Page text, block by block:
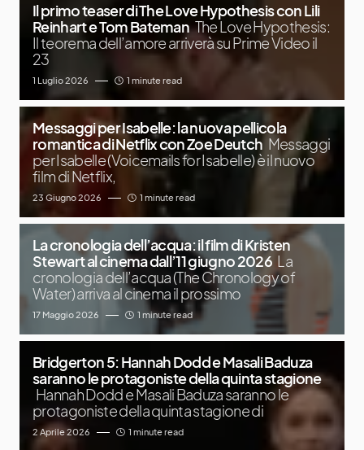
Il primo teaser di The Love Hypothesis con Lili
Reinhart e Tom Bateman The Love Hypothesis:
Il teorema dell’amore arriverà su Prime Video il
23
1 Luglio 2026 1 minute read
Messaggi per Isabelle: la nuova pellicola
romantica di Netflix con Zoe Deutch Messaggi
per Isabelle (Voicemails for Isabelle) è il nuovo
film di Netflix,
23 Giugno 2026 1 minute read
La cronologia dell’acqua: il film di Kristen
Stewart al cinema dall’11 giugno 2026 La
cronologia dell’acqua (The Chronology of
Water) arriva al cinema il prossimo
17 Maggio 2026 1 minute read
Bridgerton 5: Hannah Dodd e Masali Baduza
saranno le protagoniste della quinta stagione
Hannah Dodd e Masali Baduza saranno le
protagoniste della quinta stagione di
2 Aprile 2026 1 minute read